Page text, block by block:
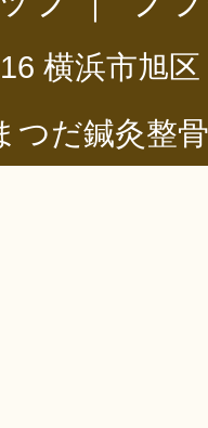
横浜市旭
つだ鍼灸整